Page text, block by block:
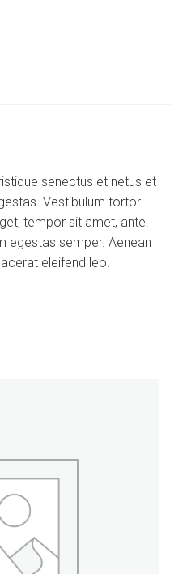
senectus et netus et
Vestibulum tortor
tempor sit amet, ante.
egestas semper. Aenean
eleifend leo.